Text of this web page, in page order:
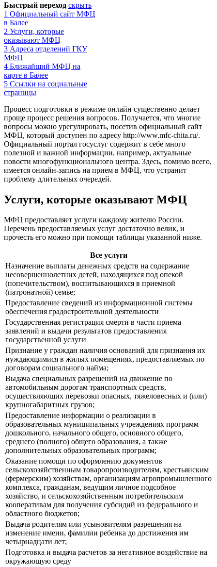
Быстрый переход скрыть
1 Официальный сайт МФЦ
в Балее
2 Услуги, которые
оказывают МФЦ
3 Адреса отделений ГКУ
МФЦ
4 Ближайший МФЦ на
карте в Балее
5 Ссылки на социальные
страницы
Процесс подготовки в режиме онлайн существенно делает
проще процесс решения вопросов. Получается, что многие
вопросы можно урегулировать, посетив официальный сайт
МФЦ, который доступен по адресу http://www.mfc-chita.ru/.
Официальный портал госуслуг содержит в себе много
полезной и важной информации, например, актуальные
новости многофункционального центра. Здесь, помимо всего,
имеется онлайн-запись на прием в МФЦ, что устранит
проблему длительных очередей.
Услуги, которые оказывают МФЦ
МФЦ предоставляет услуги каждому жителю России.
Перечень предоставляемых услуг достаточно велик, и
прочесть его можно при помощи таблицы указанной ниже.
Все услуги
Назначение выплаты денежных средств на содержание
несовершеннолетних детей, находящихся под опекой
(попечительством), воспитывающихся в приемной
(патронатной) семье;
Предоставление сведений из информационной системы
обеспечения градостроительной деятельности
Государственная регистрация смерти в части приема
заявлений и выдачи результатов предоставления
государственной услуги
Признание у граждан наличия оснований для признания их
нуждающимися в жилых помещениях, предоставляемых по
договорам социального найма;
Выдача специальных разрешений на движение по
автомобильным дорогам транспортных средств,
осуществляющих перевозки опасных, тяжеловесных и (или)
крупногабаритных грузов;
Предоставление информации о реализации в
образовательных муниципальных учреждениях программ
дошкольного, начального общего, основного общего,
среднего (полного) общего образования, а также
дополнительных образовательных программ;
Оказание помощи по оформлению документов
сельскохозяйственным товаропроизводителям, крестьянским
(фермерским) хозяйствам, организациям агропромышленного
комплекса, гражданам, ведущим личное подсобное
хозяйство, и сельскохозяйственным потребительским
кооперативам для получения субсидий из федерального и
областного бюджетов;
Выдача родителям или усыновителям разрешения на
изменение имени, фамилии ребенка до достижения им
четырнадцати лет;
Подготовка и выдача расчетов за негативное воздействие на
окружающую среду